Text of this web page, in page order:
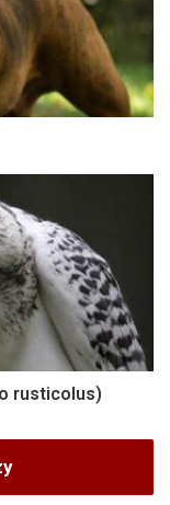
rusticolus)